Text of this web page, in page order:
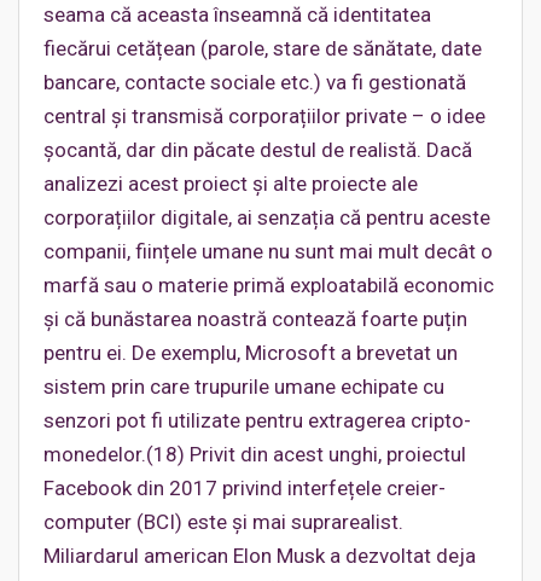
seama că aceasta înseamnă că identitatea
fiecărui cetățean (parole, stare de sănătate, date
bancare, contacte sociale etc.) va fi gestionată
central și transmisă corporațiilor private – o idee
șocantă, dar din păcate destul de realistă. Dacă
analizezi acest proiect și alte proiecte ale
corporațiilor digitale, ai senzația că pentru aceste
companii, ființele umane nu sunt mai mult decât o
marfă sau o materie primă exploatabilă economic
și că bunăstarea noastră contează foarte puțin
pentru ei. De exemplu, Microsoft a brevetat un
sistem prin care trupurile umane echipate cu
senzori pot fi utilizate pentru extragerea cripto-
monedelor.(18) Privit din acest unghi, proiectul
Facebook din 2017 privind interfețele creier-
computer (BCI) este și mai suprarealist.
Miliardarul american Elon Musk a dezvoltat deja